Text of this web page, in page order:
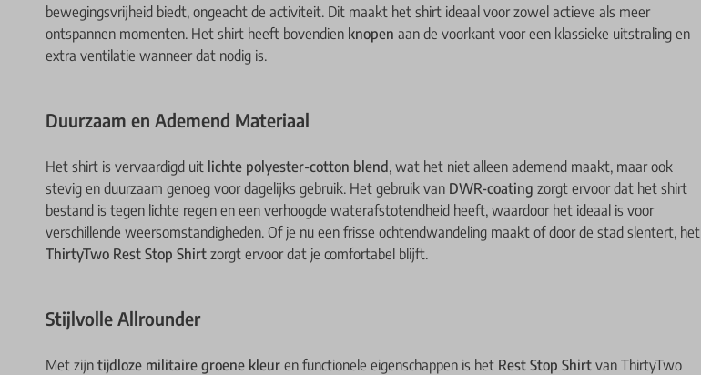
bewegingsvrijheid biedt, ongeacht de activiteit. Dit maakt het shirt ideaal voor zowel actieve als meer
ontspannen momenten. Het shirt heeft bovendien knopen aan de voorkant voor een klassieke uitstraling en
extra ventilatie wanneer dat nodig is.
Duurzaam en Ademend Materiaal
Het shirt is vervaardigd uit lichte polyester-cotton blend, wat het niet alleen ademend maakt, maar ook
stevig en duurzaam genoeg voor dagelijks gebruik. Het gebruik van DWR-coating zorgt ervoor dat het shirt
bestand is tegen lichte regen en een verhoogde waterafstotendheid heeft, waardoor het ideaal is voor
verschillende weersomstandigheden. Of je nu een frisse ochtendwandeling maakt of door de stad slentert, het
ThirtyTwo Rest Stop Shirt zorgt ervoor dat je comfortabel blijft.
Stijlvolle Allrounder
Met zijn tijdloze militaire groene kleur en functionele eigenschappen is het Rest Stop Shirt van ThirtyTwo